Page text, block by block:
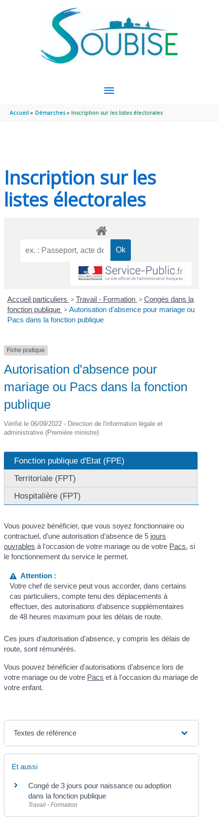
MENU
PRINCIPAL
Accueil Démarches Inscription sur les listes électorales
Inscription sur les
listes électorales
Accueil particuliers > Travail - Formation > Congés dans la
fonction publique > Autorisation d'absence pour mariage ou
Pacs dans la fonction publique
Fiche pratique
Autorisation d'absence pour
mariage ou Pacs dans la fonction
publique
Vérifié le 06/09/2022 - Direction de l'information légale et
administrative (Première ministre)
Fonction publique d'Etat (FPE)
Territoriale (FPT)
Hospitalière (FPT)
Vous pouvez bénéficier, que vous soyez fonctionnaire ou
contractuel, d'une autorisation d’absence de 5 jours
ouvrables à l'occasion de votre mariage ou de votre Pacs, si
le fonctionnement du service le permet.
Attention :
Votre chef de service peut vous accorder, dans certains
cas particuliers, compte tenu des déplacements à
effectuer, des autorisations d’absence supplémentaires
de 48 heures maximum pour les délais de route.
Ces jours d'autorisation d'absence, y compris les délais de
route, sont rémunérés.
Vous pouvez bénéficier d'autorisations d'absence lors de
votre mariage ou de votre Pacs et à l'occasion du mariage de
votre enfant.
Textes de référence
Et aussi
Congé de 3 jours pour naissance ou adoption
dans la fonction publique
Travail - Formation